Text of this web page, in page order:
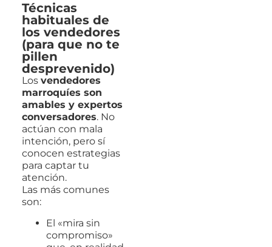
Técnicas
habituales de
los vendedores
(para que no te
pillen
desprevenido)
Los vendedores
marroquíes son
amables y expertos
conversadores. No
actúan con mala
intención, pero sí
conocen estrategias
para captar tu
atención.
Las más comunes
son:
El «mira sin
compromiso»